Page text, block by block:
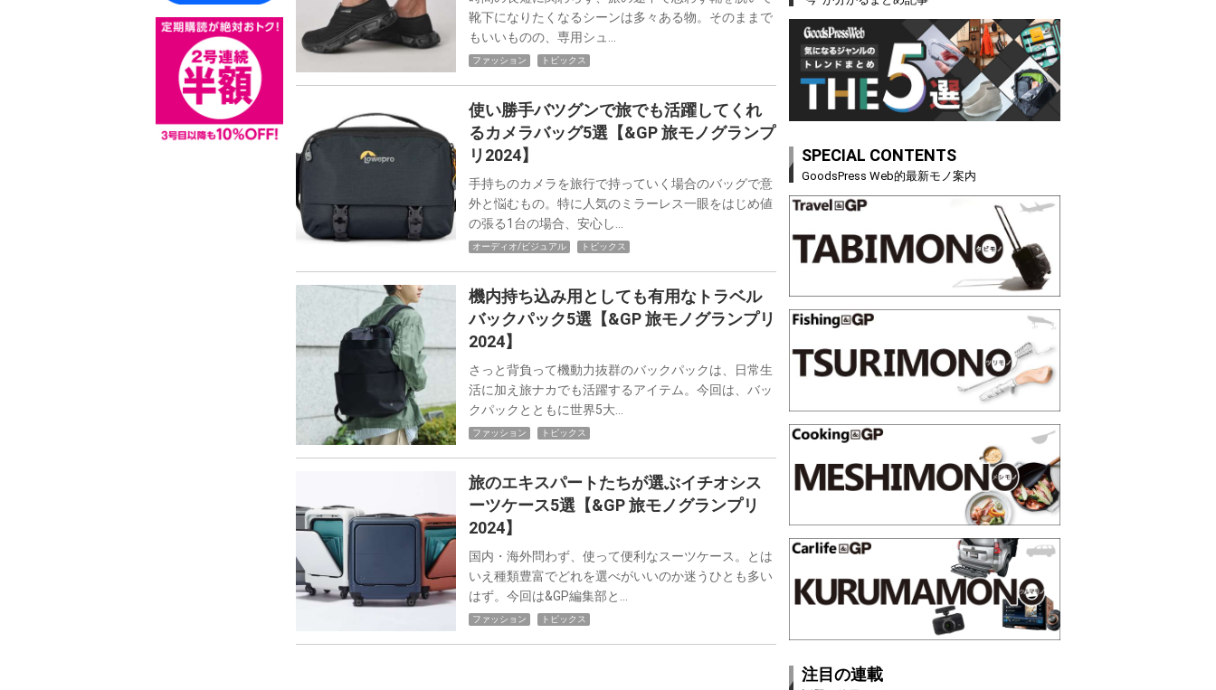
靴下になりたくなるシーンは多々ある物。そのままで
もいいものの、専用シュ…
ファッション トピックス
使い勝手バツグンで旅でも活躍してくれ
るカメラバッグ5選【&GP 旅モノグランプ
リ2024】
手持ちのカメラを旅行で持っていく場合のバッグで意
外と悩むもの。特に人気のミラーレス一眼をはじめ値
の張る1台の場合、安心し…
オーディオ/ビジュアル トピックス
機内持ち込み用としても有用なトラベル
バックパック5選【&GP 旅モノグランプリ
2024】
さっと背負って機動力抜群のバックパックは、日常生
活に加え旅ナカでも活躍するアイテム。今回は、バッ
クパックとともに世界5大…
ファッション トピックス
旅のエキスパートたちが選ぶイチオシス
ーツケース5選【&GP 旅モノグランプリ
2024】
国内・海外問わず、使って便利なスーツケース。とは
いえ種類豊富でどれを選べがいいのか迷うひとも多い
はず。今回は&GP編集部と…
ファッション トピックス
SPECIAL CONTENTS
GoodsPress Web的最新モノ案内
注目の連載